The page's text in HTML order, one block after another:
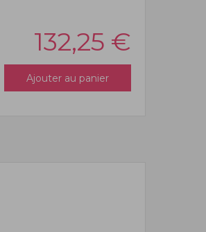
132,25 €
Ajouter au panier